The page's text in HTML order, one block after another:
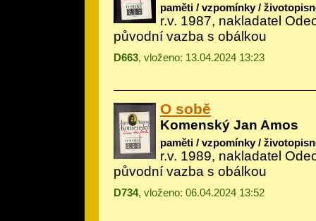
paměti / vzpomínky /
r.v. 1987, nakladatel
původní vazba s obálkou
D663, vloženo: 13.04.2024 13:23
O sobě
Komenský Jan Amos
paměti / vzpomínky /
r.v. 1989, nakladatel
původní vazba s obálkou
D734, vloženo: 06.04.2024 13:52